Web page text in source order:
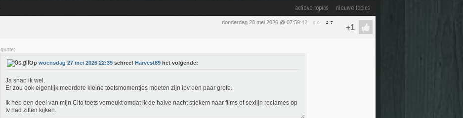
actieve topics nieuwe topics
donderdag 28 mei 2026 @ 07:59:42 #51
quote:
Op woensdag 27 mei 2026 22:39 schreef Harvest89 het volgende:
Ja snap ik wel.
Er zou ook eigenlijk meerdere kleine toetsmomentjes moeten zijn ipv een paar grote.
Ik heb een deel van mijn Cito toets verneukt omdat ik de halve nacht stiekem naar films of sexlijn reclames op
tv had zitten kijken.